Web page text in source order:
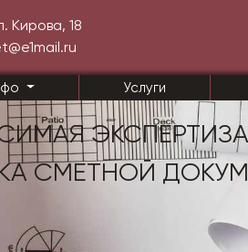
Кирова, 18
Услуги
ЭКСПЕРТИЗА
СМЕТНОЙ